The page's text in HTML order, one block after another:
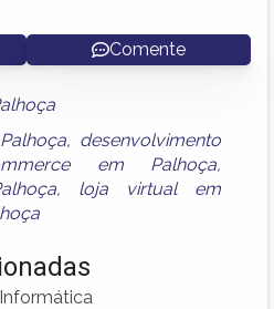
Comente
, desenvolvimento
em Palhoça,
, loja virtual em